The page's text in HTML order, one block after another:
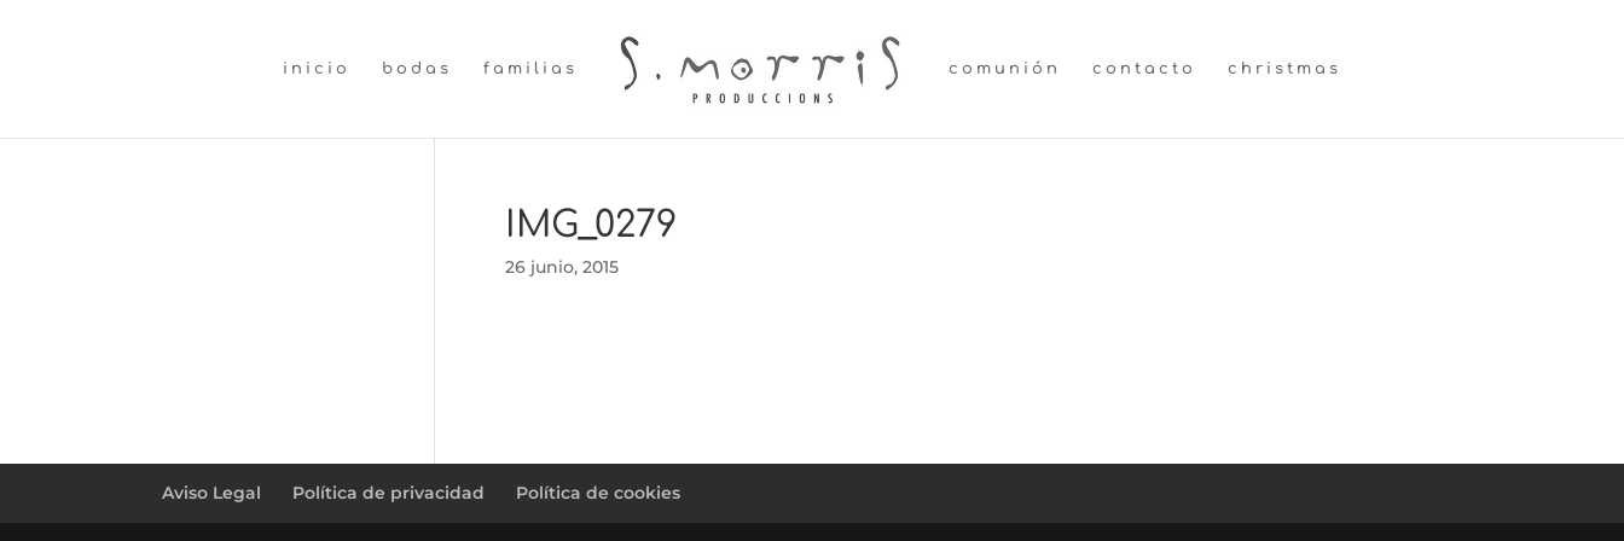
inicio bodas familias comunión contacto christmas
IMG_0279
26 junio, 2015
Aviso Legal Política de privacidad Política de cookies